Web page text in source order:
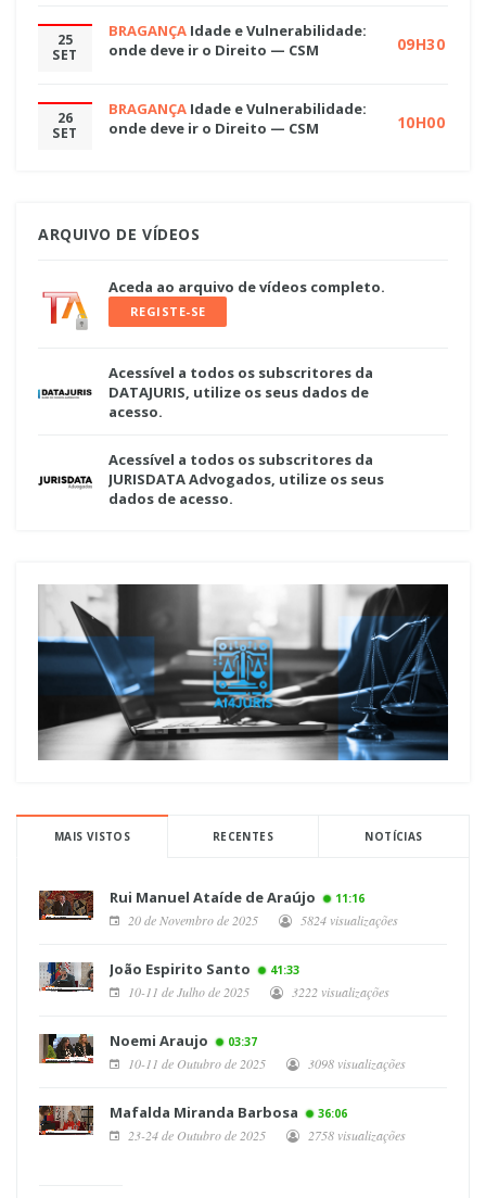
25
SET
BRAGANÇA Idade e Vulnerabilidade:
onde deve ir o Direito — CSM
09H30
26
SET
BRAGANÇA Idade e Vulnerabilidade:
onde deve ir o Direito — CSM
10H00
ARQUIVO DE VÍDEOS
Aceda ao arquivo de vídeos completo.
REGISTE-SE
Acessível a todos os subscritores da
DATAJURIS, utilize os seus dados de
acesso.
Acessível a todos os subscritores da
JURISDATA Advogados, utilize os seus
dados de acesso.
MAIS VISTOS RECENTES NOTÍCIAS
Rui Manuel Ataíde de Araújo 11:16
20 de Novembro de 2025 5824 visualizações
João Espirito Santo 41:33
10-11 de Julho de 2025 3222 visualizações
Noemi Araujo 03:37
10-11 de Outubro de 2025 3098 visualizações
Mafalda Miranda Barbosa 36:06
23-24 de Outubro de 2025 2758 visualizações